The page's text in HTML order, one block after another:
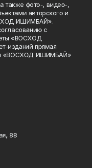
также фото-, видео-,
авторского и
ИШИМБАЙ».
с
«ВОСХОД
изданий прямая
«ВОСХОД ИШИМБАЙ»
88